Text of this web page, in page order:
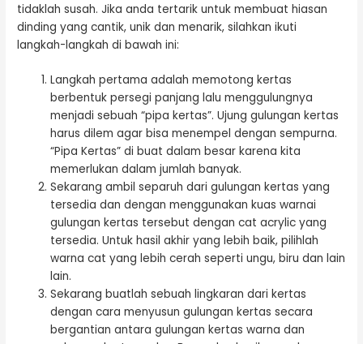
tidaklah susah. Jika anda tertarik untuk membuat hiasan
dinding yang cantik, unik dan menarik, silahkan ikuti
langkah-langkah di bawah ini:
Langkah pertama adalah memotong kertas
berbentuk persegi panjang lalu menggulungnya
menjadi sebuah “pipa kertas”. Ujung gulungan kertas
harus dilem agar bisa menempel dengan sempurna.
“Pipa Kertas” di buat dalam besar karena kita
memerlukan dalam jumlah banyak.
Sekarang ambil separuh dari gulungan kertas yang
tersedia dan dengan menggunakan kuas warnai
gulungan kertas tersebut dengan cat acrylic yang
tersedia. Untuk hasil akhir yang lebih baik, pilihlah
warna cat yang lebih cerah seperti ungu, biru dan lain
lain.
Sekarang buatlah sebuah lingkaran dari kertas
dengan cara menyusun gulungan kertas secara
bergantian antara gulungan kertas warna dan